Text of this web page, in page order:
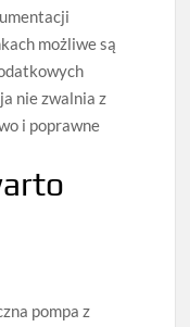
możliwe są
nie zwalnia z
i poprawne
pompa z